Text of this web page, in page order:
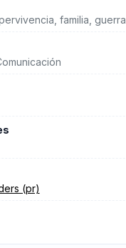
familia, guerra
(pr)